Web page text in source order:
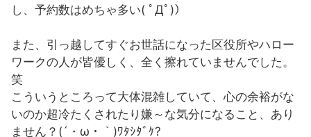
し、予約数はめちゃ多い( ﾟДﾟ)）
また、引っ越してすぐお世話になった区役所やハロー
ワークの人が皆優しく、全く擦れていませんでした。
笑
こういうところって大体混雑していて、心の余裕がな
いのか超冷たくされたり嫌～な気分になること、あり
ません？(´・ω・｀)ﾜﾀｼﾀﾞｹ?